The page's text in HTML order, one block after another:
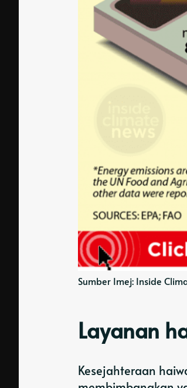
Sumber Imej: Inside
Layanan
Kesejahteraan